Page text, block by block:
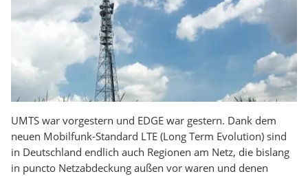
UMTS war vorgestern und EDGE war gestern. Dank dem
neuen Mobilfunk-Standard LTE (Long Term Evolution) sind
in Deutschland endlich auch Regionen am Netz, die bislang
in puncto Netzabdeckung außen vor waren und denen